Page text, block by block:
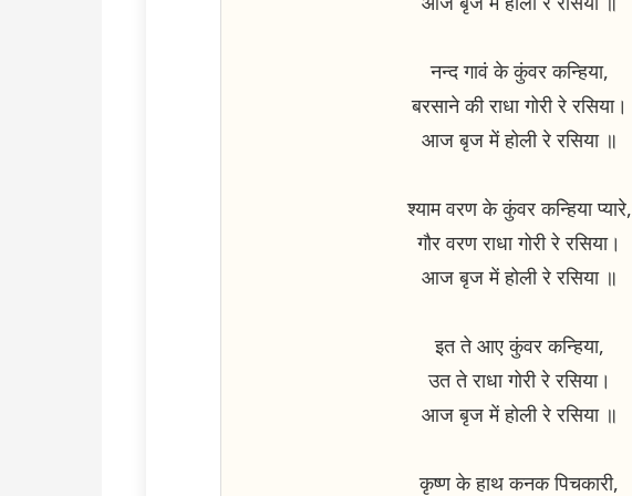
नन्द गावं के कुंवर कन्हिया,
बरसाने की राधा गोरी रे रसिया।
आज बृज में होली रे रसिया ॥
श्याम वरण के कुंवर कन्हिया प्यारे,
गौर वरण राधा गोरी रे रसिया।
आज बृज में होली रे रसिया ॥
इत ते आए कुंवर कन्हिया,
उत ते राधा गोरी रे रसिया।
आज बृज में होली रे रसिया ॥
कृष्ण के हाथ कनक पिचकारी,